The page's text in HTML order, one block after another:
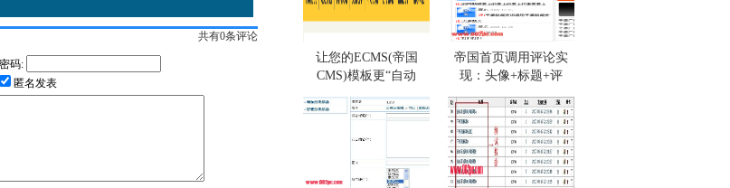
共有0条评论
密码:
匿名发表
让您的ECMS(帝国
CMS)模板更“自动
帝国首页调用评论实
现：头像+标题+评